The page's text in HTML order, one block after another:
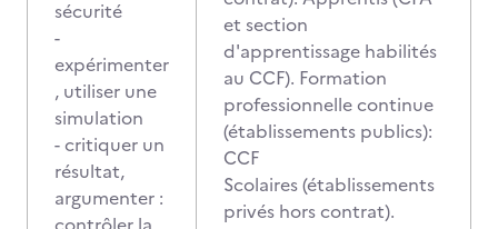
sécurité
-
expérimenter
, utiliser une
simulation
- critiquer un
résultat,
argumenter :
et section
d'apprentissage habilités
au CCF). Formation
professionnelle continue
(établissements publics):
CCF
Scolaires (établissements
privés hors contrat).